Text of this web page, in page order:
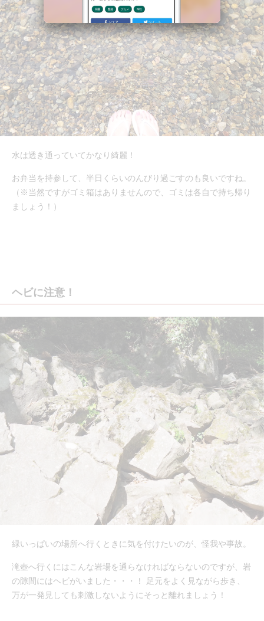
水は透き通っていてかなり綺麗！
お弁当を持参して、半日くらいのんびり過ごすのも良いですね。
（※当然ですがゴミ箱はありませんので、ゴミは各自で持ち帰り
ましょう！）
ヘビに注意！
緑いっぱいの場所へ行くときに気を付けたいのが、怪我や事故。
滝壺へ行くにはこんな岩場を通らなければならないのですが、岩
の隙間にはヘビがいました・・・！ 足元をよく見ながら歩き、
万が一発見しても刺激しないようにそっと離れましょう！